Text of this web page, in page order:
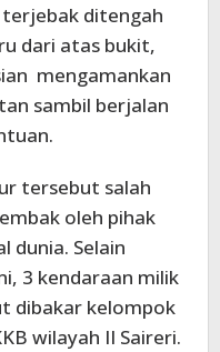
terjebak ditengah
dari atas bukit,
mengamankan
sambil berjalan
tersebut salah
oleh pihak
dunia. Selain
3 kendaraan milik
dibakar kelompok
wilayah II Saireri.